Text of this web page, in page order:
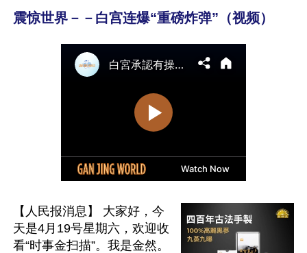
震惊世界－－白宫连爆“重磅炸弹”（视频）
【人民报消息】 大家好，今
天是4月19号星期六，欢迎收
看“时事金扫描”。我是金然。